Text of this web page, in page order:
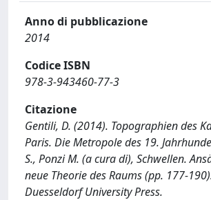
Anno di pubblicazione
2014
Codice ISBN
978-3-943460-77-3
Citazione
Gentili, D. (2014). Topographien des
Paris. Die Metropole des 19.
S., Ponzi M. (a cura di), Schwellen.
neue Theorie des Raums (pp. 177-
Duesseldorf University Press.